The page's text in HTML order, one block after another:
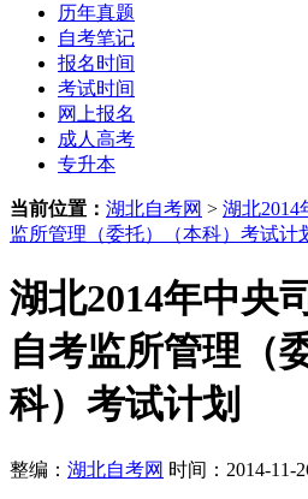
历年真题
自考笔记
报名时间
考试时间
网上报名
成人高考
专升本
当前位置： 湖北自考网 > 湖北2014
监所管理（委托）（本科）考试计
湖北2014年中央
自考监所管理（
科）考试计划
整编： 湖北自考网 时间：2014-11-